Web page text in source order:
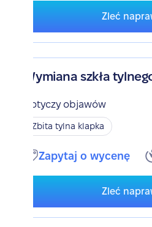
Zleć
Wymiana szkła
Dotyczy objawów
Zbita tylna klapka
Zapytaj o wycenę
Zleć